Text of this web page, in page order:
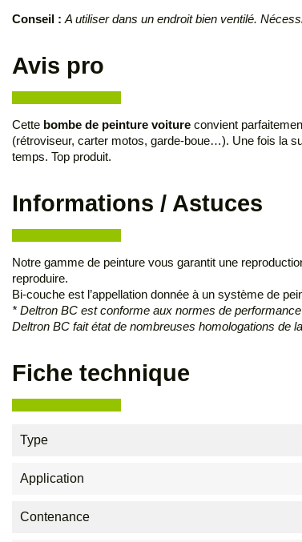
Conseil : A utiliser dans un endroit bien ventilé.
Avis pro
Cette bombe de peinture voiture convient
(rétroviseur, carter motos, garde-boue…). Une fois la
temps. Top produit.
Informations / Astuces
Notre gamme de peinture vous garantit une
reproduire.
Bi-couche est l’appellation donnée à un système de
* Deltron BC est conforme aux normes de
Deltron BC fait état de nombreuses homologations de
Fiche technique
Type
Application
Contenance